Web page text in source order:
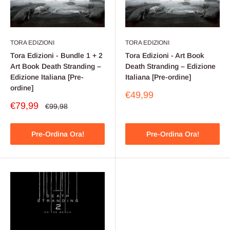
TORA EDIZIONI
Tora Edizioni - Bundle 1 + 2
Art Book Death Stranding –
Edizione Italiana [Pre-
ordine]
Prezzo
€79,99 Prezzo
€99,98
Pre-Ordina Ora!
TORA EDIZIONI
Tora Edizioni - Art Book
Death Stranding – Edizione
Italiana [Pre-ordine]
Prezzo
€49,99
Pre-Ordina Ora!